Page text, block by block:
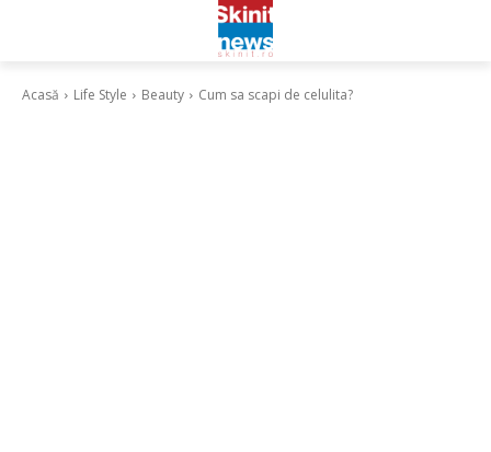
Acasă Life Style Beauty Cum sa scapi de celulita?